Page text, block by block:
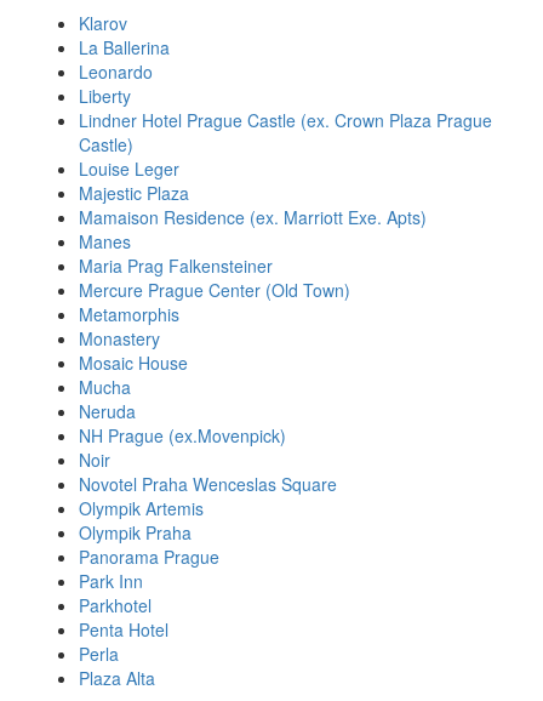
Klarov
La Ballerina
Leonardo
Liberty
Lindner Hotel Prague Castle (ex. Crown Plaza Prague
Castle)
Louise Leger
Majestic Plaza
Mamaison Residence (ex. Marriott Exe. Apts)
Manes
Maria Prag Falkensteiner
Mercure Prague Center (Old Town)
Metamorphis
Monastery
Mosaic House
Mucha
Neruda
NH Prague (ex.Movenpick)
Noir
Novotel Praha Wenceslas Square
Olympik Artemis
Olympik Praha
Panorama Prague
Park Inn
Parkhotel
Penta Hotel
Perla
Plaza Alta